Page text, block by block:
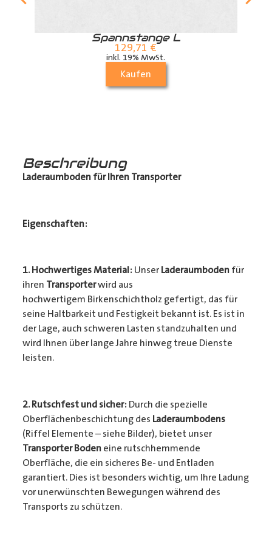
Spannstange L
129,71 €
inkl. 19% MwSt.
Kaufen
Beschreibung
Laderaumboden für Ihren Transporter
Eigenschaften:
1. Hochwertiges Material: Unser Laderaumbodenfür
ihren Transporterwird aus
hochwertigem Birkenschichtholz gefertigt, das für
seine Haltbarkeit und Festigkeit bekannt ist. Es ist in
der Lage, auch schweren Lasten standzuhalten und
wird Ihnen über lange Jahre hinweg treue Dienste
leisten.
2. Rutschfest und sicher: Durch die spezielle
Oberflächenbeschichtung des Laderaumbodens
(Riffel Elemente – siehe Bilder), bietet unser
Transporter Bodeneine rutschhemmende
Oberfläche, die ein sicheres Be- und Entladen
garantiert. Dies ist besonders wichtig, um Ihre Ladung
vor unerwünschten Bewegungen während des
Transports zu schützen.